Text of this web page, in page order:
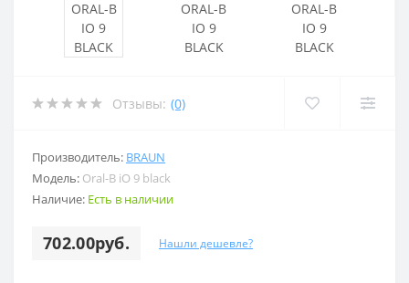
Отзывы: (0)
Производитель: BRAUN
Модель: Oral-B iO 9 black
Наличие: Есть в наличии
702.00руб. Нашли дешевле?